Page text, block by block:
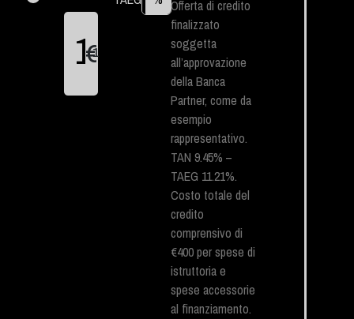
€
1
Offerta di credito
finalizzato
soggetta
all’approvazione
della Banca
Partner, come da
esempio
rappresentativo.
TAN 9.45% –
TAEG 11.21%.
Costo totale del
credito
comprensivo di
€400 per spese di
istruttoria e
spese accessorie
al finanziamento.